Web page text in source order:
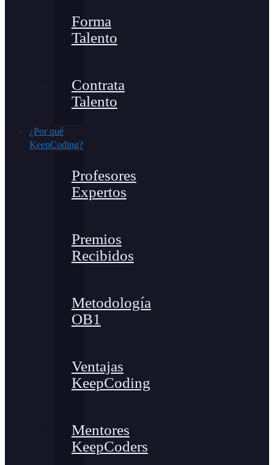
Forma
Talento
Contrata
Talento
¿Por qué
KeepCoding?
Profesores
Expertos
Premios
Recibidos
Metodología
OB1
Ventajas
KeepCoding
Mentores
KeepCoders